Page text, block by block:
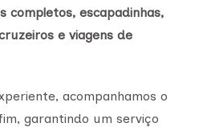
completos, escapadinhas,
e viagens de
acompanhamos o
garantindo um serviço